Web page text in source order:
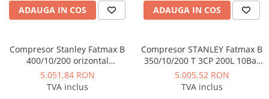
Automatizari panouri solare
Manometre, presostate si
termostate
Regulatoare electronice
Vane si servomotoare
ADAUGA IN COS ADAUGA IN COS
Compresor Stanley Fatmax B
400/10/200 orizontal
profesional 3CP 10Bar
390L/min
5.051,84 RON
TVA inclus
Compresor STANLEY Fatmax B
350/10/200 T 3CP 200L 10Bar
330L/min
5.005,52 RON
TVA inclus